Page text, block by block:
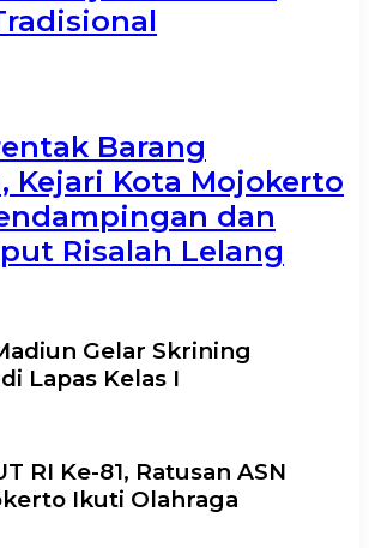
Barang
Kejari Kota Mojokerto
dan
Risalah Lelang
Gelar Skrining
Lapas Kelas I
RI Ke-81, Ratusan ASN
Ikuti Olahraga